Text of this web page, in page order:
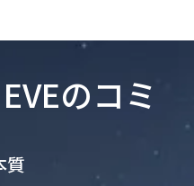
のコミ
質